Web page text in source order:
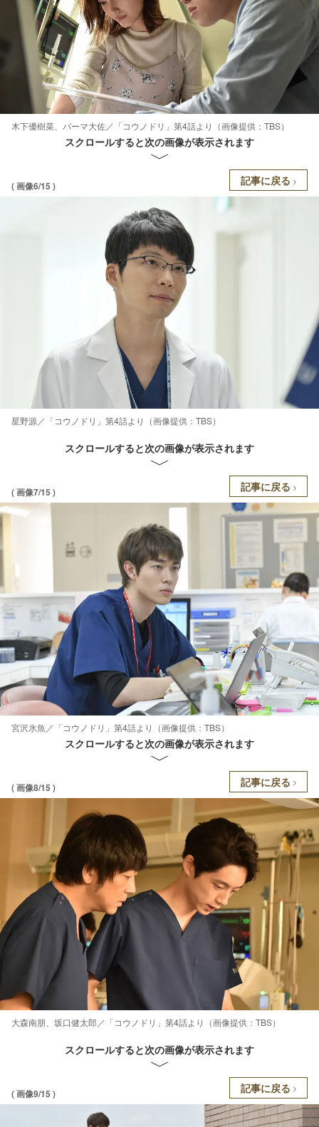
木下優樹菜、パーマ大佐／「コウノドリ」第4話より（画像提供：TBS）
スクロールすると次の画像が表示されます
( 画像6/15 ) 記事に戻る
星野源／「コウノドリ」第4話より（画像提供：TBS）
スクロールすると次の画像が表示されます
( 画像7/15 ) 記事に戻る
宮沢氷魚／「コウノドリ」第4話より（画像提供：TBS）
スクロールすると次の画像が表示されます
( 画像8/15 ) 記事に戻る
大森南朋、坂口健太郎／「コウノドリ」第4話より（画像提供：TBS）
スクロールすると次の画像が表示されます
( 画像9/15 ) 記事に戻る